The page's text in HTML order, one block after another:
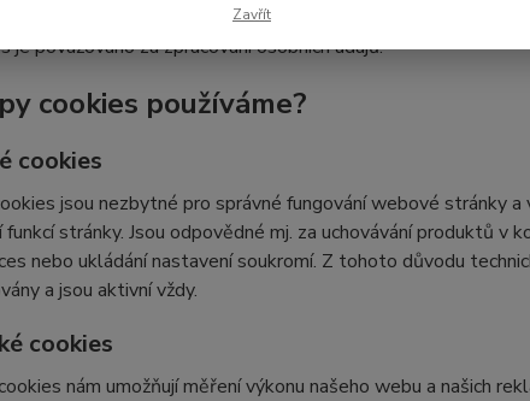
je považováno za zpracování osobních údajů.
cookies používáme?
cookies
jsou nezbytné pro správné fungování webové stránky
stránky. Jsou odpovědné mj. za uchovávání produktů v
nebo ukládání nastavení soukromí. Z tohoto důvodu
a jsou aktivní vždy.
cookies
nám umožňují měření výkonu našeho webu a našich
Zavřít